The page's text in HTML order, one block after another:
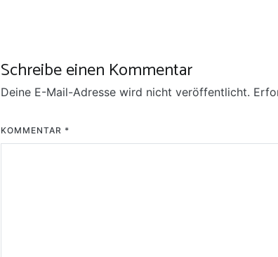
Schreibe einen Kommentar
Deine E-Mail-Adresse wird nicht veröffentlicht.
KOMMENTAR *